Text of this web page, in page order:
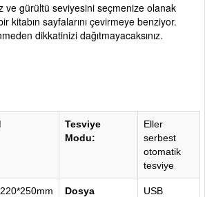
ve gürültü seviyesini seçmenize olanak
kitabın sayfalarını çevirmeye benziyor.
dikkatinizi dağıtmayacaksınız.
Tesviye
Modu:
Eller
serbest
otomatik
tesviye
Dosya
USB